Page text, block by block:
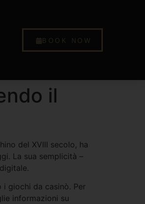
BOOK NOW
il
del XVIII secolo, ha
La sua semplicità –
giochi da casinò. Per
informazioni su